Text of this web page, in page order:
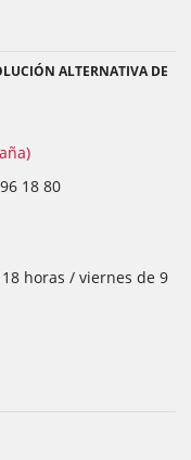
ALTERNATIVA DE
18 80
horas / viernes de 9